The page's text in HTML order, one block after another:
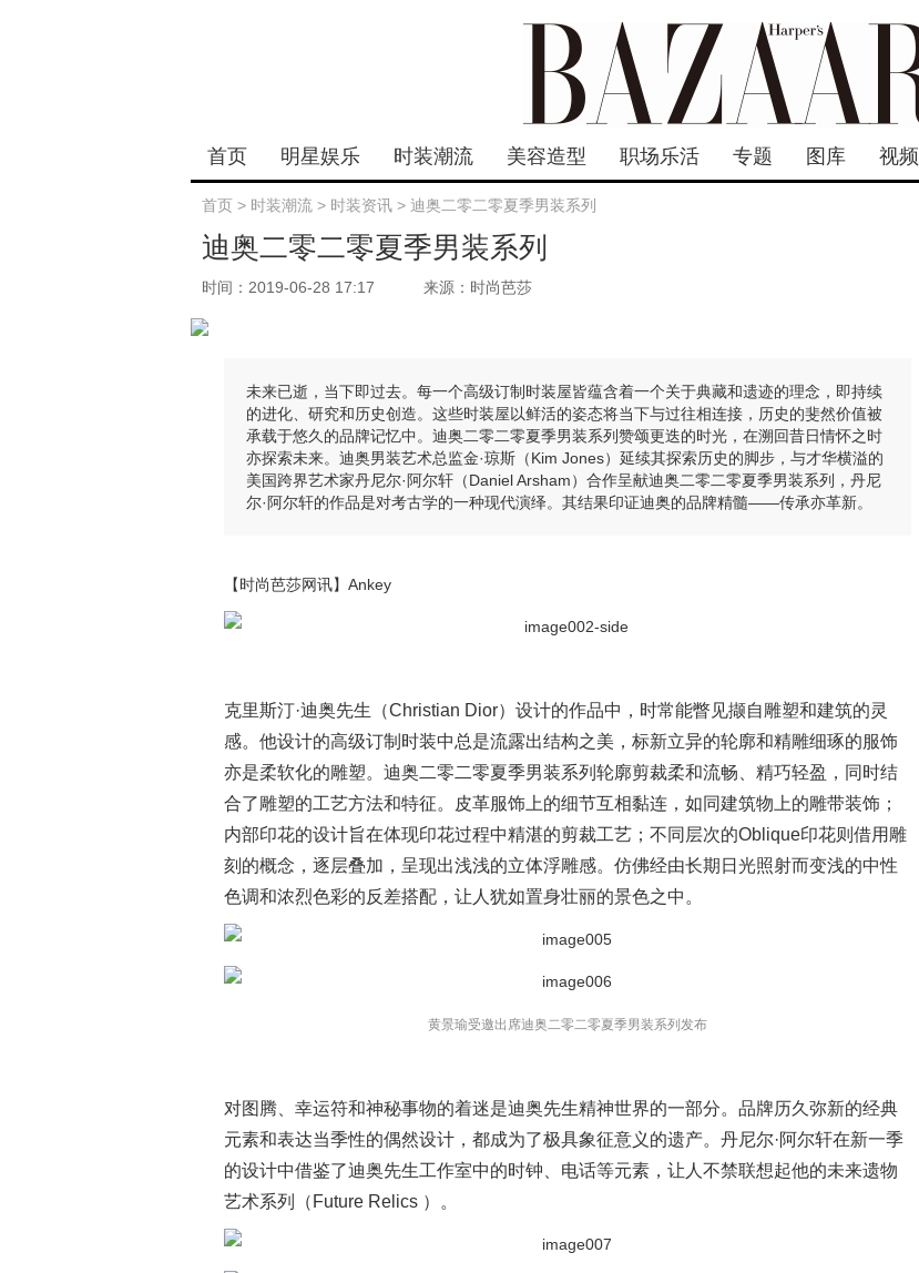
首页 明星娱乐 时装潮流 美容造型 职场乐活 专题 图库 视频
首页 > 时装潮流 > 时装资讯 > 迪奥二零二零夏季男装系列
迪奥二零二零夏季男装系列
时间：2019-06-28 17:17 来源：时尚芭莎
未来已逝，当下即过去。每一个高级订制时装屋皆蕴含着一个关于典藏和遗迹的理念，即持续
的进化、研究和历史创造。这些时装屋以鲜活的姿态将当下与过往相连接，历史的斐然价值被
承载于悠久的品牌记忆中。迪奥二零二零夏季男装系列赞颂更迭的时光，在溯回昔日情怀之时
亦探索未来。迪奥男装艺术总监金·琼斯（Kim Jones）延续其探索历史的脚步，与才华横溢的
美国跨界艺术家丹尼尔·阿尔轩（Daniel Arsham）合作呈献迪奥二零二零夏季男装系列，丹尼
尔·阿尔轩的作品是对考古学的一种现代演绎。其结果印证迪奥的品牌精髓——传承亦革新。
【时尚芭莎网讯】Ankey
克里斯汀·迪奥先生（Christian Dior）设计的作品中，时常能瞥见撷自雕塑和建筑的灵
感。他设计的高级订制时装中总是流露出结构之美，标新立异的轮廓和精雕细琢的服饰
亦是柔软化的雕塑。迪奥二零二零夏季男装系列轮廓剪裁柔和流畅、精巧轻盈，同时结
合了雕塑的工艺方法和特征。皮革服饰上的细节互相黏连，如同建筑物上的雕带装饰；
内部印花的设计旨在体现印花过程中精湛的剪裁工艺；不同层次的Oblique印花则借用雕
刻的概念，逐层叠加，呈现出浅浅的立体浮雕感。仿佛经由长期日光照射而变浅的中性
色调和浓烈色彩的反差搭配，让人犹如置身壮丽的景色之中。
黄景瑜受邀出席迪奥二零二零夏季男装系列发布
对图腾、幸运符和神秘事物的着迷是迪奥先生精神世界的一部分。品牌历久弥新的经典
元素和表达当季性的偶然设计，都成为了极具象征意义的遗产。丹尼尔·阿尔轩在新一季
的设计中借鉴了迪奥先生工作室中的时钟、电话等元素，让人不禁联想起他的未来遗物
艺术系列（Future Relics ）。